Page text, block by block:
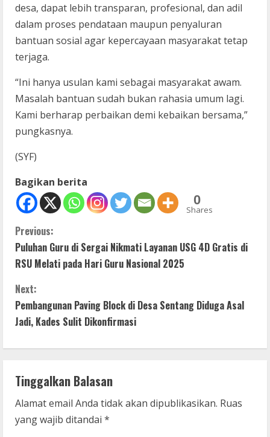
desa, dapat lebih transparan, profesional, dan adil
dalam proses pendataan maupun penyaluran
bantuan sosial agar kepercayaan masyarakat tetap
terjaga.
“Ini hanya usulan kami sebagai masyarakat awam.
Masalah bantuan sudah bukan rahasia umum lagi.
Kami berharap perbaikan demi kebaikan bersama,”
pungkasnya.
(SYF)
Bagikan berita
0
Shares
C
o
n
t
u
e
Previous:
Puluhan Guru di Sergai Nikmati Layanan USG 4D Gratis di
RSU Melati pada Hari Guru Nasional 2025
Next:
Pembangunan Paving Block di Desa Sentang Diduga Asal
Jadi, Kades Sulit Dikonfirmasi
Tinggalkan Balasan
Alamat email Anda tidak akan dipublikasikan. Ruas
yang wajib ditandai *